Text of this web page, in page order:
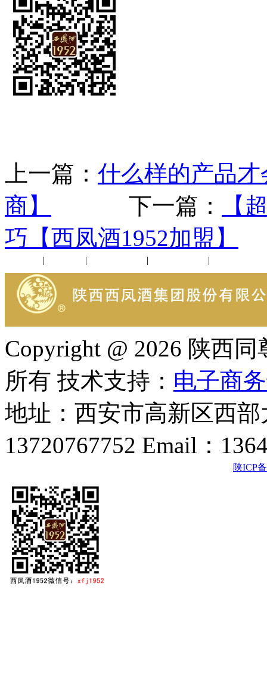
上一篇： 什么样的产品
商】
下一篇：
【
巧【西凤酒1952加盟】
| | | |
Copyright @ 2026 陕西
所有 技术支持： 电子商
地址：西安市高新区西
13720767752 Email：
陕ICP